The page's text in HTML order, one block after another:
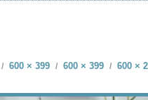
/ 600 × 399 / 600 × 399 / 600 ×